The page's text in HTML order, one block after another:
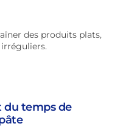
des produits plats,
du temps de